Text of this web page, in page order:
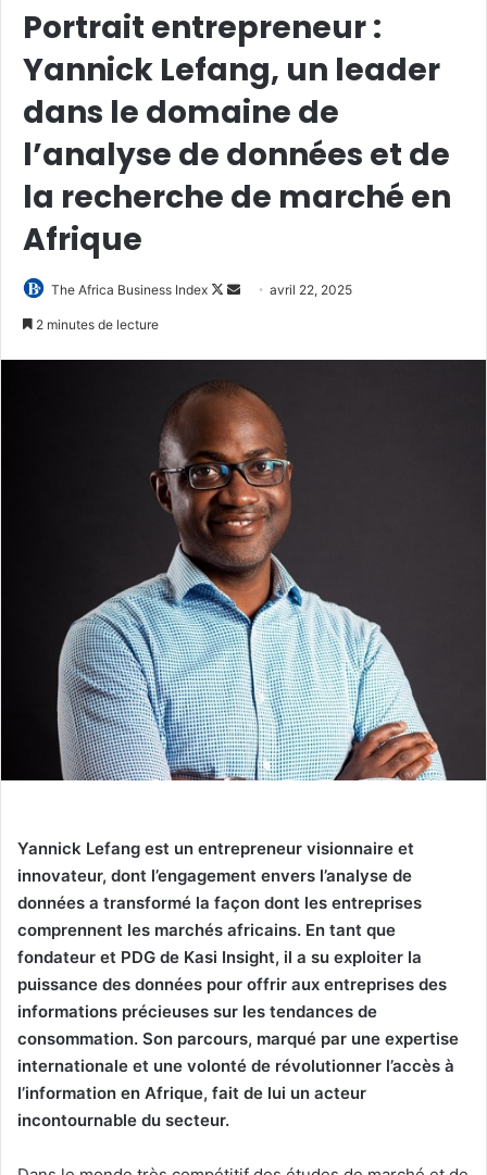
Portrait entrepreneur :
Yannick Lefang, un leader
dans le domaine de
l’analyse de données et de
la recherche de marché en
Afrique
The Africa Business Index
Follow
Envoyeravril 22, 2025
2 minutes de lecture
Yannick Lefang est un entrepreneur visionnaire et
innovateur, dont l’engagement envers l’analyse de
données a transformé la façon dont les entreprises
comprennent les marchés africains. En tant que
fondateur et PDG de Kasi Insight, il a su exploiter la
puissance des données pour offrir aux entreprises des
informations précieuses sur les tendances de
consommation. Son parcours, marqué par une expertise
internationale et une volonté de révolutionner l’accès à
l’information en Afrique, fait de lui un acteur
incontournable du secteur.